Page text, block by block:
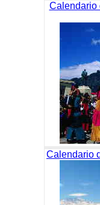
Calendario
Calendario